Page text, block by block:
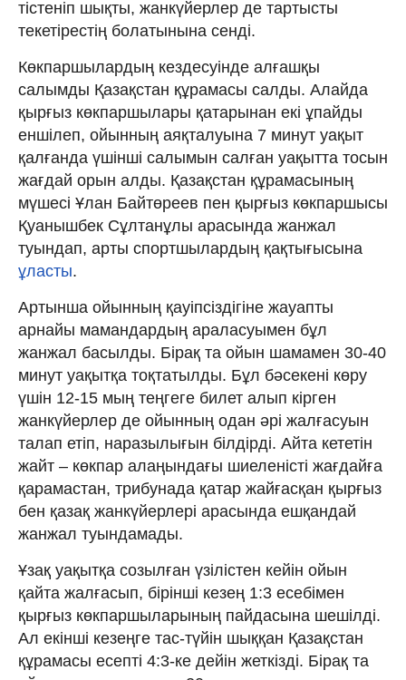
тістеніп шықты, жанкүйерлер де тартысты
текетірестің болатынына сенді.
Көкпаршылардың кездесуінде алғашқы
салымды Қазақстан құрамасы салды. Алайда
қырғыз көкпаршылары қатарынан екі ұпайды
еншілеп, ойынның аяқталуына 7 минут уақыт
қалғанда үшінші салымын салған уақытта тосын
жағдай орын алды. Қазақстан құрамасының
мүшесі Ұлан Байтөреев пен қырғыз көкпаршысы
Қуанышбек Сұлтанұлы арасында жанжал
туындап, арты спортшылардың қақтығысына
ұласты.
Артынша ойынның қауіпсіздігіне жауапты
арнайы мамандардың араласуымен бұл
жанжал басылды. Бірақ та ойын шамамен 30-40
минут уақытқа тоқтатылды. Бұл бәсекені көру
үшін 12-15 мың теңгеге билет алып кірген
жанкүйерлер де ойынның одан әрі жалғасуын
талап етіп, наразылығын білдірді. Айта кететін
жайт – көкпар алаңындағы шиеленісті жағдайға
қарамастан, трибунада қатар жайғасқан қырғыз
бен қазақ жанкүйерлері арасында ешқандай
жанжал туындамады.
Ұзақ уақытқа созылған үзілістен кейін ойын
қайта жалғасып, бірінші кезең 1:3 есебімен
қырғыз көкпаршыларының пайдасына шешілді.
Ал екінші кезеңге тас-түйін шыққан Қазақстан
құрамасы есепті 4:3-ке дейін жеткізді. Бірақ та